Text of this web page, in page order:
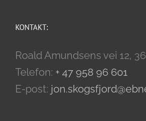
KONTAKT:
Roald Amundsens vei 12,
Telefon: + 47 958 96 601
E-post: